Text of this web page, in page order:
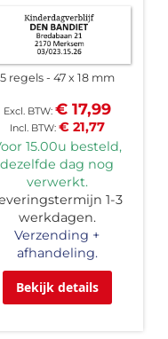
5 regels 47 x 18 mm
€ 21,77
€ 17,99
15.00u besteld,
dezelfde dag nog
verwerkt.
1-3
werkdagen.
Verzending +
afhandeling.
Bekijk details